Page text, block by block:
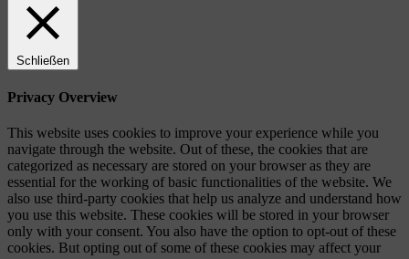
Schließen
Privacy Overview
This website uses cookies to improve your experience while you
navigate through the website. Out of these, the cookies that are
categorized as necessary are stored on your browser as they are
essential for the working of basic functionalities of the website. We
also use third-party cookies that help us analyze and understand how
you use this website. These cookies will be stored in your browser
only with your consent. You also have the option to opt-out of these
cookies. But opting out of some of these cookies may affect your